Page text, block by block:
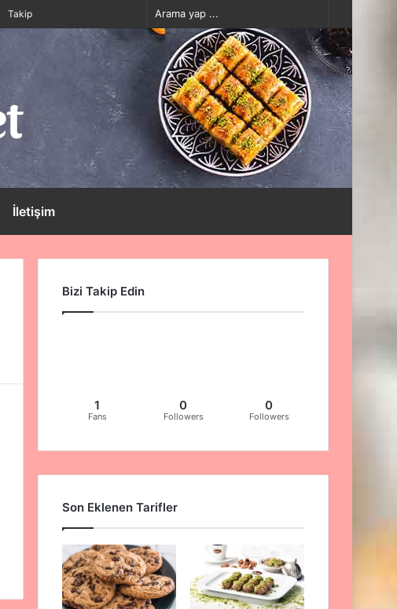
yap
...
görünümü
değiştir
Bölmesi
Makale
Takip
İletişim
yap
Bizi Takip Edin
1
Fans
0
Followers
0
Followers
Son Eklenen Tarifler